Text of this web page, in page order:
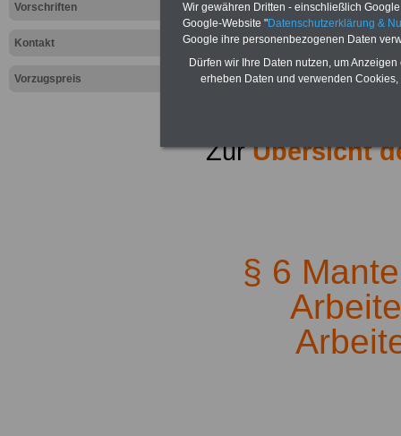
Vorschriften
Kontakt
Vorzugspreis
Iwww.arbeiter-
ZurÜbersicht
§ 6
Wir gewähren Dritten - einschließlich
Google-Website "Datenschutzerklärung &
Google ihre personenbezogenen Daten
Dürfen wir Ihre Daten nutzen, um
erheben Daten und verwenden